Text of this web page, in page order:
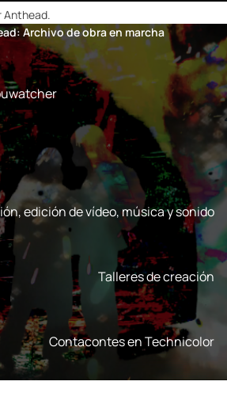
Anthead.
Archivo de obra en marcha
edición de vídeo, música y sonido
Talleres de creación
Contacontes en Technicolor